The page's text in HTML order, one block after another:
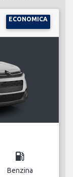
ECONOMICA
local_gas_station
Benzina